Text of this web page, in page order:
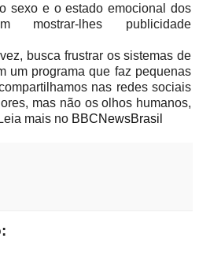
sexo e o estado emocional dos
mostrar-lhes publicidade
busca frustrar os sistemas de
um programa que faz pequenas
nas redes sociais
mas não os olhos humanos,
mais no BBCNewsBrasil